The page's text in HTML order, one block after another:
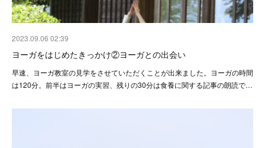
2023.09.06 02:39
ヨーガをはじめたきっかけ②ヨーガとの出会い
早速、ヨーガ教室の見学をさせていただくことが出来ました。ヨーガの時間
は120分。前半はヨーガの実習、残りの30分は食養に関する記事の朗読で…